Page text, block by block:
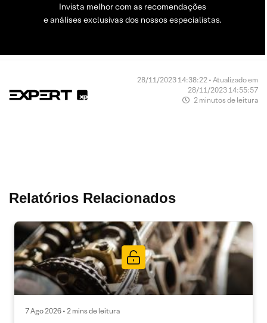
Invista melhor com as recomendações
e análises exclusivas dos nossos especialistas.
28/11/2023 14:38:22 • Atualizado em
28/11/2023 14:55:57
2 minutos de leitura
Relatórios Relacionados
7 Ago 2026 • 2 mins de leitura